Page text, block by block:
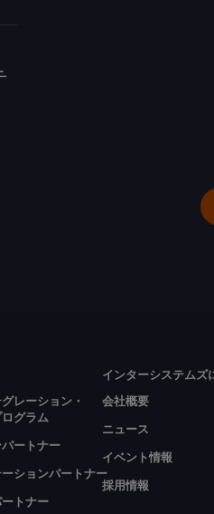
レーション・
グラム
ートナー
ションパートナー
トナー
インターシステムズ
会社概要
ニュース
イベント情報
採用情報